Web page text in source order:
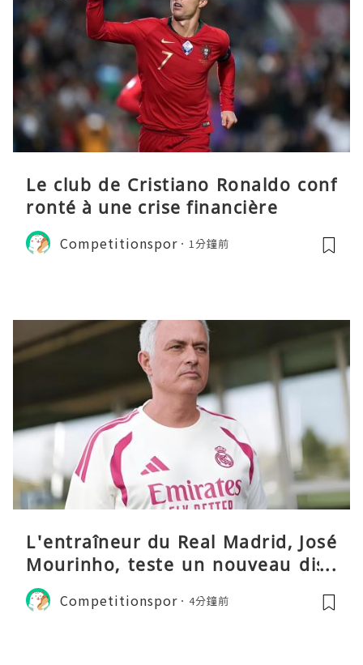
Le club de Cristiano Ronaldo conf
ronté à une crise financière
Competitionspor 1分鐘前
L'entraîneur du Real Madrid, José
Mourinho, teste un nouveau disp
ositif tactique
Competitionspor 4分鐘前